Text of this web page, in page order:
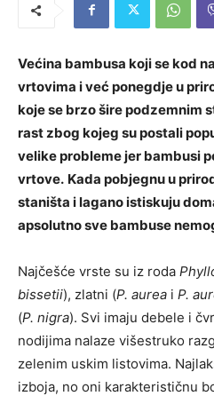
Većina bambusa koji se kod
vrtovima i već ponegdje u
koje se brzo šire podzemnim
rast zbog kojeg su postali
velike probleme jer bambusi
vrtove. Kada pobjegnu u
staništa i lagano istiskuju
apsolutno sve bambuse
Najčešće vrste su iz roda
bissetii), zlatni (P. aurea i P.
(P. nigra). Svi imaju debele i
nodijima nalaze višestruko
zelenim uskim listovima.
izboja, no oni karakterističnu